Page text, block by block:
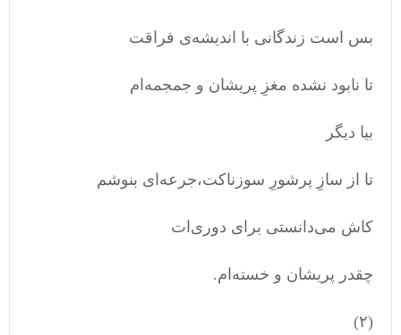
بس است زندگانی با اندیشه‌ی فراقت
تا نابود نشده مغزِ پریشان و جمجمه‌ام
بیا دیگر
تا از سازِ پرشورِ سوزناکت،جرعه‌ای بنوشم
کاش می‌دانستی برای دوری‌ات
چقدر پریشان و خسته‌ام.
(۲)